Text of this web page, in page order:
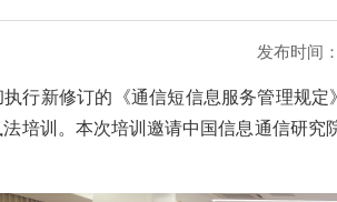
发布时间
行新修订的《通信短信息服务管理规
培训。本次培训邀请中国信息通信研